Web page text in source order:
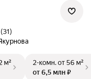
м²
2-комн.от 56 м²
от 6,5 млн ₽